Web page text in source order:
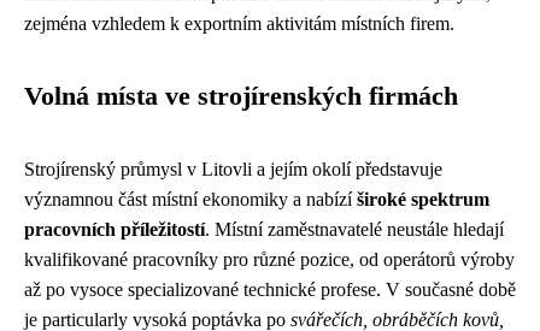
zejména vzhledem k exportním aktivitám místních firem.
Volná místa ve strojírenských firmách
Strojírenský průmysl v Litovli a jejím okolí představuje
významnou část místní ekonomiky a nabízíširoké spektrum
pracovních příležitostí. Místní zaměstnavatelé neustále hledají
kvalifikované pracovníky pro různé pozice, od operátorů výroby
až po vysoce specializované technické profese. V současné době
je particularly vysoká poptávka po svářečích, obráběčích kovů,